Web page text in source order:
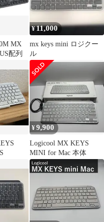
MX
配列
¥11,000
mx keys mini ロジクー
ル
¥9,900
Logicool MX KEYS
MINI for Mac 本体